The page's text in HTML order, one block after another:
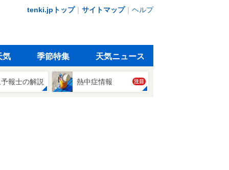
tenki.jpトップ｜ サイトマップ｜ ヘルプ
気 季節特集 天気ニュース
報士の解説 熱中症情報 注目